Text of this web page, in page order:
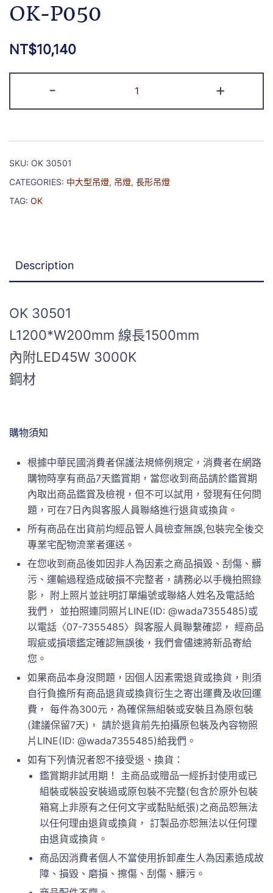
OK-P050
NT$10,140
- +
SKU: OK 30501
CATEGORIES: 中大型吊燈, 吊燈, 長形吊燈
TAG: OK
Description
OK 30501
L1200*W200mm 線長1500mm
內附LED45W 3000K
鋼材
購物須知
根據中華民國消費者保護法規條例規定，消費者在網路
購物時享有商品7天鑑賞期，當您收到商品請於鑑賞期
內取出商品鑑賞及檢視，但不可以試用，發現有任何問
題，可在7日內與客服人員聯絡進行退貨或換貨。
所有商品在出貨前均經品管人員檢查無誤,包裝完全後交
專業宅配物流業者運送。
在您收到商品後如因非人為因素之商品損毀、刮傷、髒
污、運輸過程造成破損不完整者，請務必以手機拍照錄
影， 附上照片並註明訂單編號或聯絡人姓名及電話給
我們， 並拍照連同照片LINE(ID: @wada7355485)或
以電話〈07-7355485〉與客服人員聯繫確認， 經商品
瑕疵或損壞鑑定確認無誤後，我們會儘速將新品寄給
您。
如果商品本身沒問題，因個人因素需退貨或換貨，則須
自行負擔所有商品退貨或換貨衍生之寄出運費及收回運
費， 每件為300元，為確保無組裝或安裝且為原包裝
(建議保留7天)， 請於退貨前先拍攝原包裝及內容物照
片LINE(ID: @wada7355485)給我們。
如有下列情況者恕不接受退、換貨：
鑑賞期非試用期！ 主商品或贈品一經拆封使用或已
組裝或裝設安裝過或原包裝不完整(包含於原外包裝
箱寫上非原有之任何文字或黏貼紙張)之商品恕無法
以任何理由退貨或換貨， 訂製品亦恕無法以任何理
由退貨或換貨。
商品因消費者個人不當使用拆卸產生人為因素造成故
障、損毀、磨損、擦傷、刮傷、髒污。